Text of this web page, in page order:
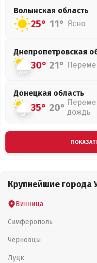
Волынская область
25° 11° Ясно
Днепропетровская
30° 21°
Донецкая область
35° 20° дождь
Крупнейшие города
Винница
Симферополь
Черновцы
Луцк